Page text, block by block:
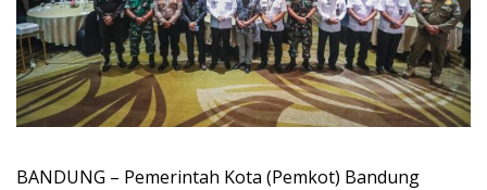
BANDUNG – Pemerintah Kota (Pemkot) Bandung